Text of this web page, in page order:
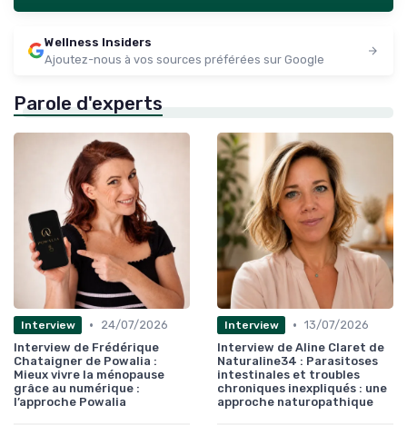
Wellness Insiders
Ajoutez-nous à vos sources préférées sur Google
Parole d'experts
Interview •
24/07/2026
Interview de Frédérique
Chataigner de Powalia :
Mieux vivre la ménopause
grâce au numérique :
l’approche Powalia
Interview • 13/07/2026
Interview de Aline Claret de
Naturaline34 : Parasitoses
intestinales et troubles
chroniques inexpliqués : une
approche naturopathique